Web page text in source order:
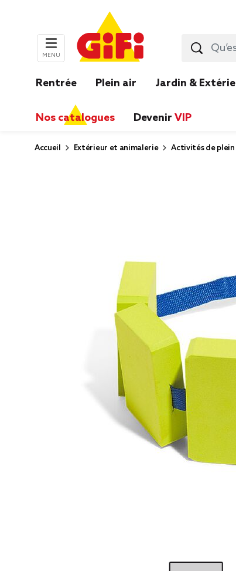
MENU
Rentrée Plein air Jardin &
Nos catalogues Devenir VIP
Accueil Extérieur et animalerie Activités de plein